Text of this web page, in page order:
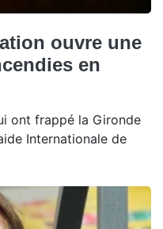
ouvre une
en
ont frappé la Gironde
Internationale de